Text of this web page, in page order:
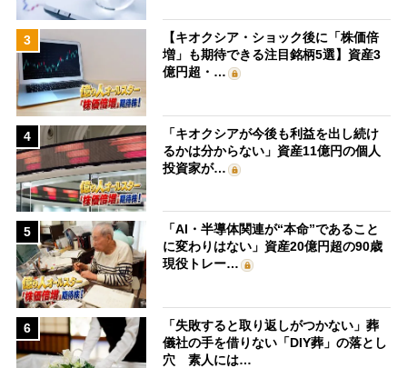
3
【キオクシア・ショック後に「株価倍
増」も期待できる注目銘柄5選】資産3
億円超・…
4
「キオクシアが今後も利益を出し続け
るかは分からない」資産11億円の個人
投資家が…
5
「AI・半導体関連が“本命”であること
に変わりはない」資産20億円超の90歳
現役トレー…
6
「失敗すると取り返しがつかない」葬
儀社の手を借りない「DIY葬」の落とし
穴 素人には…